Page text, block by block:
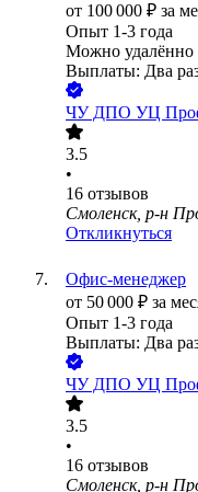
от 100 000 ₽ за
Опыт 1-3 года
Можно удалённо
Выплаты: Два
ЧУ ДПО УЦ
3.5
•
16 отзывов
Смоленск, р-н
Откликнуться
Офис-менеджер
от 50 000 ₽ за
Опыт 1-3 года
Выплаты: Два
ЧУ ДПО УЦ
3.5
•
16 отзывов
Смоленск, р-н